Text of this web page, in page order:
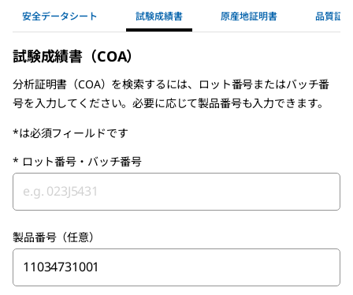
安全データシート 試験成績書 原産地証明書 品質証
試験成績書（COA）
分析証明書（COA）を検索するには、ロット番号またはバッチ番
号を入力してください。必要に応じて製品番号も入力できます。
*は必須フィールドです
* ロット番号・バッチ番号
製品番号（任意）